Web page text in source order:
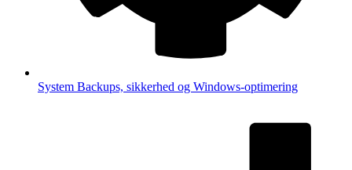
System Backups, sikkerhed og Windows-optimering